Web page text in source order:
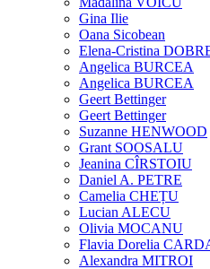
Gina Ilie
Oana Sicobean
Elena-Cristina
Angelica BURCEA
Angelica BURCEA
Geert Bettinger
Geert Bettinger
Suzanne HENWOOD
Grant SOOSALU
Jeanina CÎRSTOIU
Daniel A. PETRE
Camelia CHEȚU
Lucian ALECU
Olivia MOCANU
Flavia Dorelia
Alexandra MITROI